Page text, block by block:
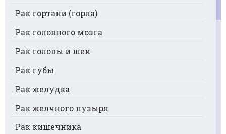
Рак гортани (горла)
Рак головного мозга
Рак головы и шеи
Рак губы
Рак желудка
Рак желчного пузыря
Рак кишечника